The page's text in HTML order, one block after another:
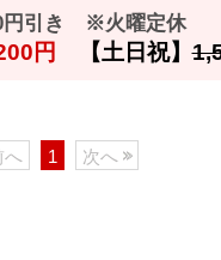
円引き ※火曜定休
円 【土日祝】
へ 1 次へ